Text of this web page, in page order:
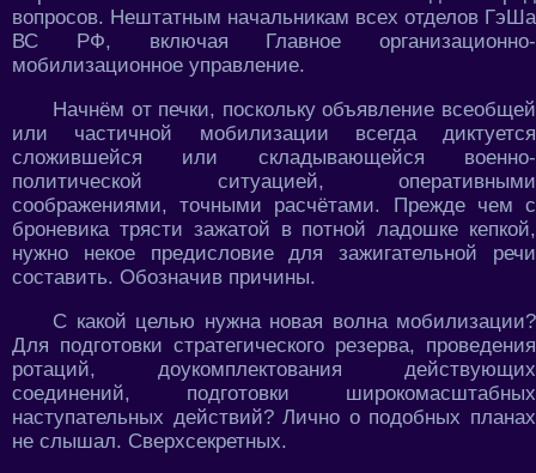
вопросов. Нештатным начальникам всех отделов ГэШа
ВС РФ, включая Главное организационно-
мобилизационное управление.
Начнём от печки, поскольку объявление всеобщей
или частичной мобилизации всегда диктуется
сложившейся или складывающейся военно-
политической ситуацией, оперативными
соображениями, точными расчётами. Прежде чем с
броневика трясти зажатой в потной ладошке кепкой,
нужно некое предисловие для зажигательной речи
составить. Обозначив причины.
С какой целью нужна новая волна мобилизации?
Для подготовки стратегического резерва, проведения
ротаций, доукомплектования действующих
соединений, подготовки широкомасштабных
наступательных действий? Лично о подобных планах
не слышал. Сверхсекретных.